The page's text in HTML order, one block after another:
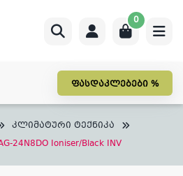
0
ფასდაკლებები %
კლიმატური ტექნიკა
24N8DO Ioniser/Black INV